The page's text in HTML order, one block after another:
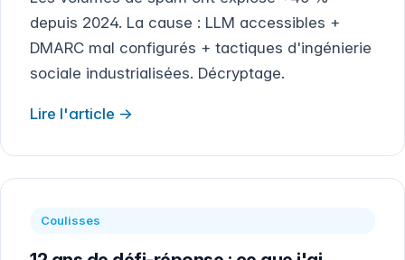
depuis 2024. La cause : LLM accessibles +
DMARC mal configurés + tactiques d'ingénierie
sociale industrialisées. Décryptage.
Lire l'article
Coulisses